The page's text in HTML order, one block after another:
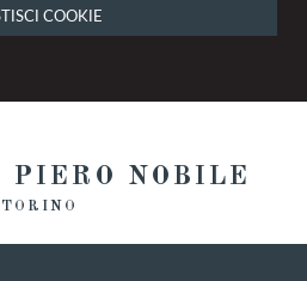
COOKIE
PIERO NOBILE
TORINO